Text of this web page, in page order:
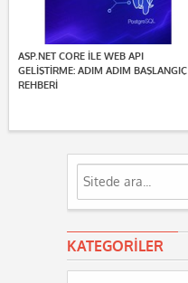
ASP.NET CORE ILE WEB API
GELIŞTIRME: ADIM ADIM BAŞLANGIÇ
REHBERI
KATEGORILER